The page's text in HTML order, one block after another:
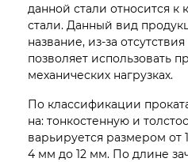
данной стали относится к
стали. Данный вид
название, из-за
позволяет использовать
механических нагрузках.
По классификации
на: тонкостенную и
варьируется размером от
4 мм до 12 мм. По длине